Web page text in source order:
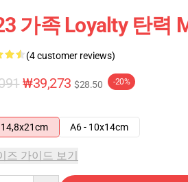
가족 Loyalty 탄력
(4 customer reviews)
₩39,273 $28.50 -20%
14,8x21cm
A6 - 10x14cm
즈 가이드 보기